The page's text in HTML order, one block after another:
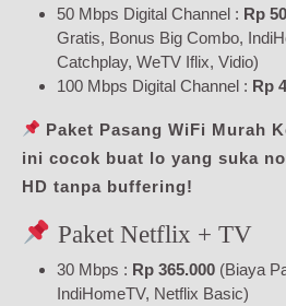
50 Mbps Digital Channel : Rp
Gratis, Bonus Big Combo,
Catchplay, WeTV Iflix, Vidio)
100 Mbps Digital Channel : Rp
Paket Pasang WiFi Murah
ini cocok buat lo yang suka
HD tanpa buffering!
Paket Netflix + TV
30 Mbps : Rp 365.000 (Biaya
IndiHomeTV, Netflix Basic)